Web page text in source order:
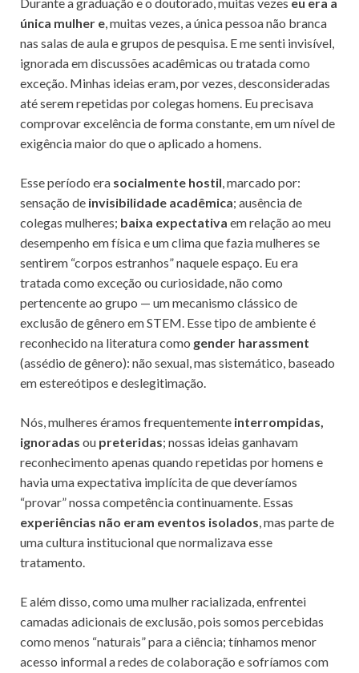
única mulher e, muitas vezes, a única pessoa não branca
nas salas de aula e grupos de pesquisa. E me senti invisível,
ignorada em discussões acadêmicas ou tratada como
exceção. Minhas ideias eram, por vezes, desconsideradas
até serem repetidas por colegas homens. Eu precisava
comprovar excelência de forma constante, em um nível de
exigência maior do que o aplicado a homens.
Esse período era socialmente hostil, marcado por:
sensação de invisibilidade acadêmica; ausência de
colegas mulheres; baixa expectativa em relação ao meu
desempenho em física e um clima que fazia mulheres se
sentirem “corpos estranhos” naquele espaço. Eu era
tratada como exceção ou curiosidade, não como
pertencente ao grupo — um mecanismo clássico de
exclusão de gênero em STEM. Esse tipo de ambiente é
reconhecido na literatura como gender harassment
(assédio de gênero): não sexual, mas sistemático, baseado
em estereótipos e deslegitimação.
Nós, mulheres éramos frequentemente interrompidas,
ignoradas ou preteridas; nossas ideias ganhavam
reconhecimento apenas quando repetidas por homens e
havia uma expectativa implícita de que deveríamos
“provar” nossa competência continuamente. Essas
experiências não eram eventos isolados, mas parte de
uma cultura institucional que normalizava esse
tratamento.
E além disso, como uma mulher racializada, enfrentei
camadas adicionais de exclusão, pois somos percebidas
como menos “naturais” para a ciência; tínhamos menor
acesso informal a redes de colaboração e sofríamos com